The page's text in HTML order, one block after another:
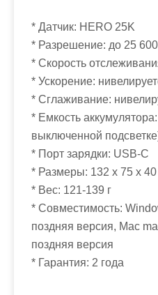
* Датчик: HERO 25K
* Разрешение: до 25 600
* Скорость
* Ускорение:
* Сглаживание:
* Емкость
выключенной
* Порт зарядки: USB-C
* Размеры: 132 x 75 x
* Вес: 121-139 г
* Совместимость:
поздняя версия, Mac
поздняя версия
* Гарантия: 2 года